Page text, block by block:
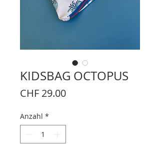
KIDSBAG OCTOPUS
CHF 29.00Preis
Anzahl *